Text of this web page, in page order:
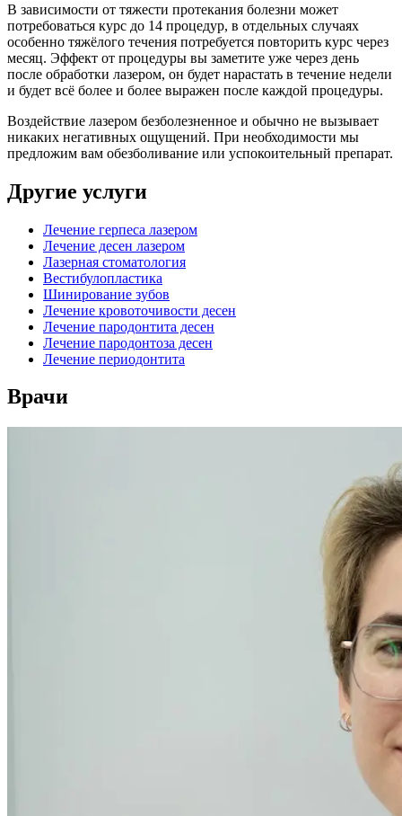
В зависимости от тяжести протекания болезни может
потребоваться курс до 14 процедур, в отдельных случаях
особенно тяжёлого течения потребуется повторить курс через
месяц. Эффект от процедуры вы заметите уже через день
после обработки лазером, он будет нарастать в течение недели
и будет всё более и более выражен после каждой процедуры.
Воздействие лазером безболезненное и обычно не вызывает
никаких негативных ощущений. При необходимости мы
предложим вам обезболивание или успокоительный препарат.
Другие услуги
Лечение герпеса лазером
Лечение десен лазером
Лазерная стоматология
Вестибулопластика
Шинирование зубов
Лечение кровоточивости десен
Лечение пародонтита десен
Лечение пародонтоза десен
Лечение периодонтита
Врачи